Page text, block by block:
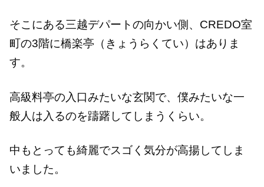
そこにある三越デパートの向かい側、CREDO室
町の3階に橋楽亭（きょうらくてい）はありま
す。
高級料亭の入口みたいな玄関で、僕みたいな一
般人は入るのを躊躇してしまうくらい。
中もとっても綺麗でスゴく気分が高揚してしま
いました。